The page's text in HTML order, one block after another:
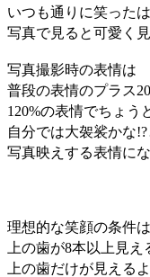
いつも通りに笑った
写真で見ると可愛く
写真撮影時の表情は
普段の表情のプラス20
120%の表情でちょう
自分では大袈裟かな
写真映えする表情にな
理想的な笑顔の条件は
上の歯が8本以上見え
上の歯だけが見える